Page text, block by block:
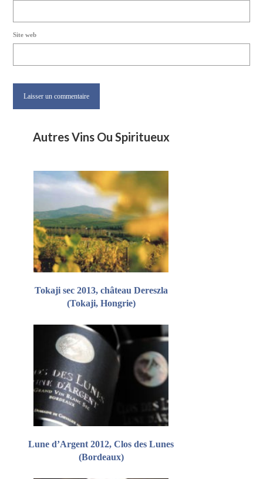
Site web
Autres Vins Ou Spiritueux
Tokaji sec 2013, château Dereszla
(Tokaji, Hongrie)
Lune d’Argent 2012, Clos des Lunes
(Bordeaux)